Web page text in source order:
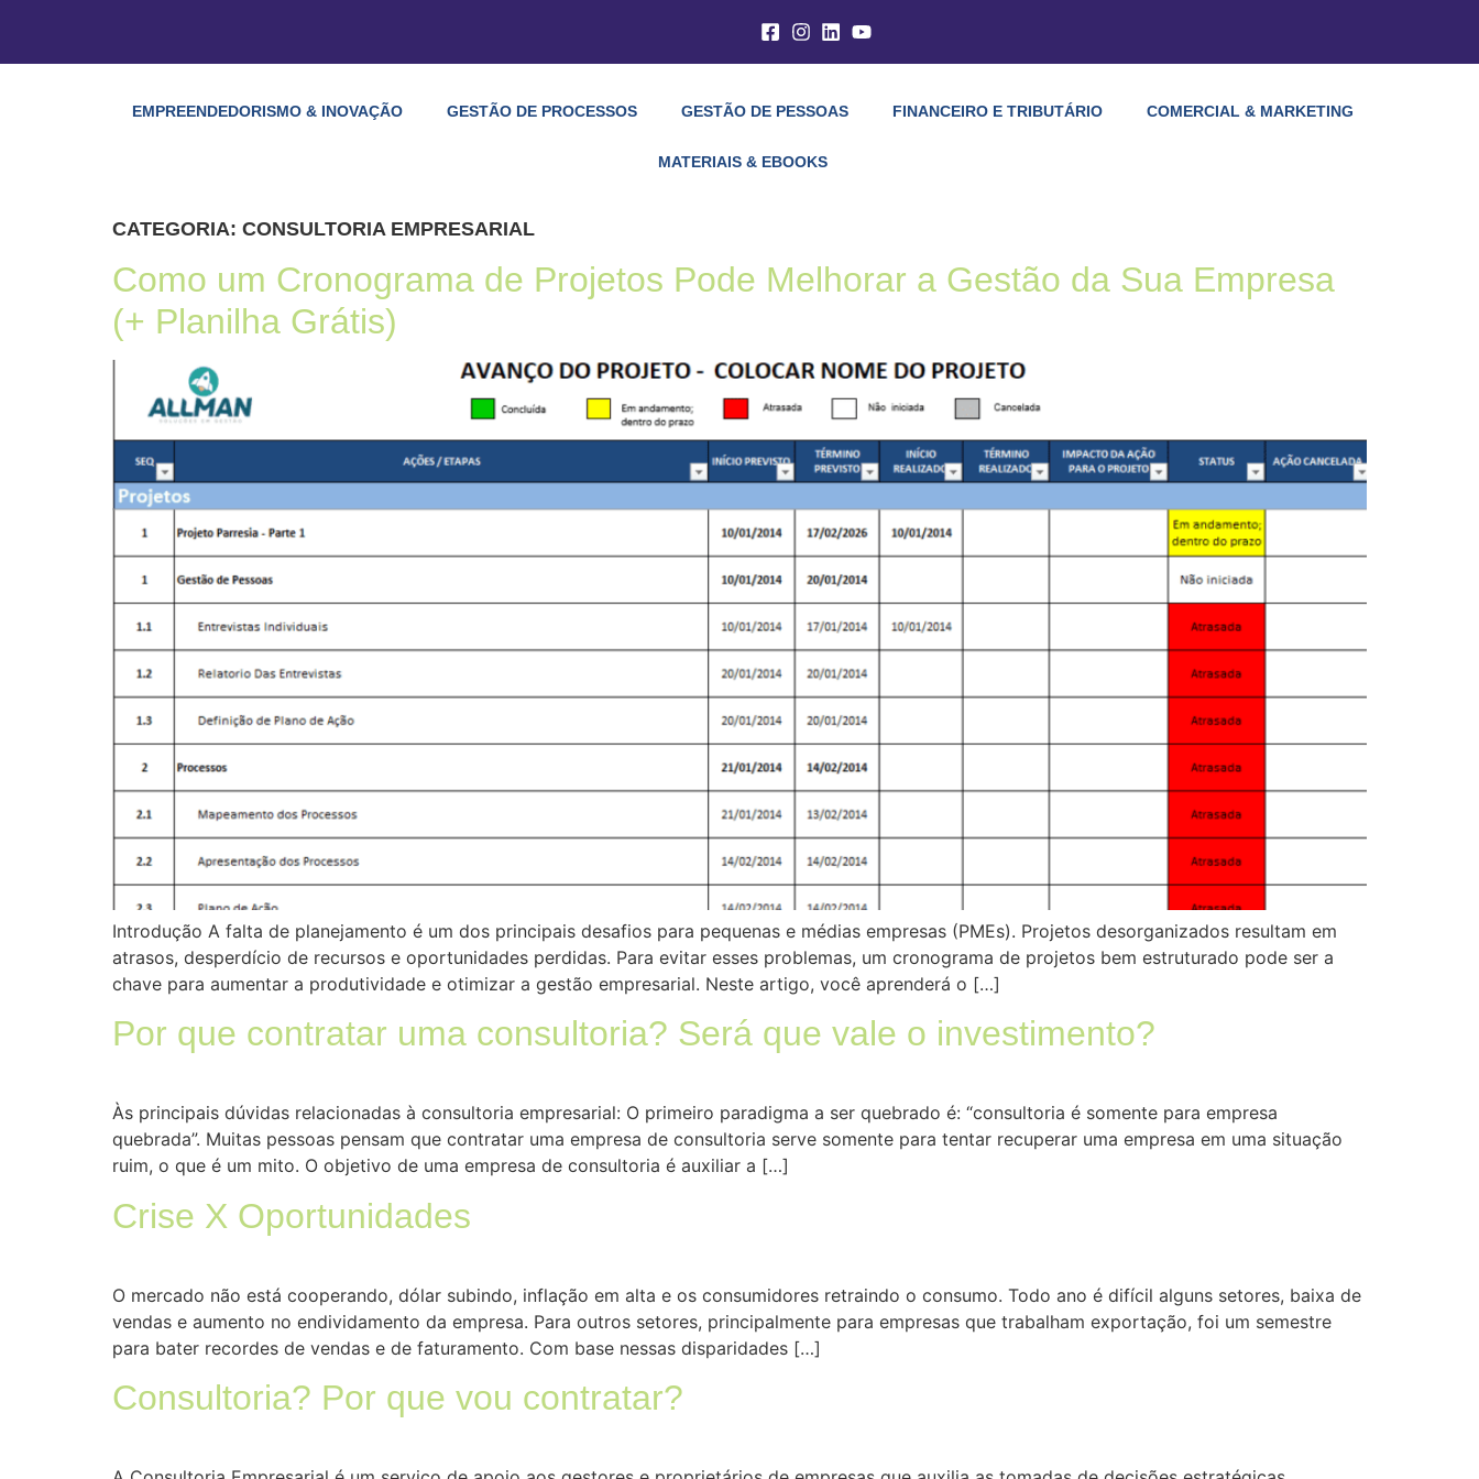
EMPREENDEDORISMO & INOVAÇÃO GESTÃO DE PROCESSOS GESTÃO DE PESSOAS FINANCEIRO E TRIBUTÁRIO COMERCIAL & MARKETING
MATERIAIS & EBOOKS
CATEGORIA: CONSULTORIA EMPRESARIAL
Como um Cronograma de Projetos Pode Melhorar a Gestão da Sua Empresa
(+ Planilha Grátis)
Introdução A falta de planejamento é um dos principais desafios para pequenas e médias empresas (PMEs). Projetos desorganizados resultam em
atrasos, desperdício de recursos e oportunidades perdidas. Para evitar esses problemas, um cronograma de projetos bem estruturado pode ser a
chave para aumentar a produtividade e otimizar a gestão empresarial. Neste artigo, você aprenderá o […]
Por que contratar uma consultoria? Será que vale o investimento?
Às principais dúvidas relacionadas à consultoria empresarial: O primeiro paradigma a ser quebrado é: “consultoria é somente para empresa
quebrada”. Muitas pessoas pensam que contratar uma empresa de consultoria serve somente para tentar recuperar uma empresa em uma situação
ruim, o que é um mito. O objetivo de uma empresa de consultoria é auxiliar a […]
Crise X Oportunidades
O mercado não está cooperando, dólar subindo, inflação em alta e os consumidores retraindo o consumo. Todo ano é difícil alguns setores, baixa de
vendas e aumento no endividamento da empresa. Para outros setores, principalmente para empresas que trabalham exportação, foi um semestre
para bater recordes de vendas e de faturamento. Com base nessas disparidades […]
Consultoria? Por que vou contratar?